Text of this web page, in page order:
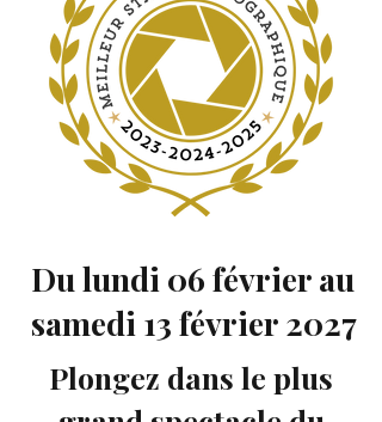
Du lundi 06 février au
samedi 13 février 2027
Plongez dans le plus